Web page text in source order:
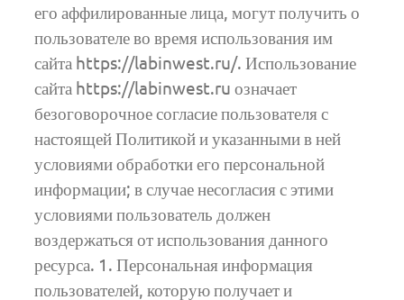
его аффилированные лица, могут получить о
пользователе во время использования им
сайта https://labinwest.ru/. Использование
сайта https://labinwest.ru означает
безоговорочное согласие пользователя с
настоящей Политикой и указанными в ней
условиями обработки его персональной
информации; в случае несогласия с этими
условиями пользователь должен
воздержаться от использования данного
ресурса. 1. Персональная информация
пользователей, которую получает и